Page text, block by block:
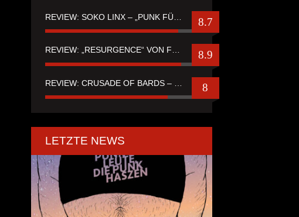
8.7
REVIEW: „RESURGENCE“ VON FUTURE PALACE 8.9
8
LETZTE NEWS